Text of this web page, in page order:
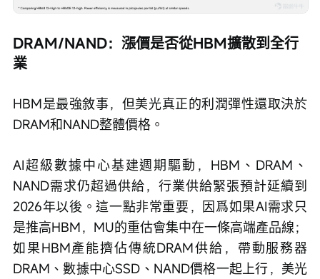
DRAM/NAND：漲價是否從HBM擴散到全行
業
HBM是最強敘事，但美光真正的利潤彈性還取決於
DRAM和NAND整體價格。
AI超級數據中心基建週期驅動，HBM、DRAM、
NAND需求仍超過供給，行業供給緊張預計延續到
2026年以後。這一點非常重要，因爲如果AI需求只
是推高HBM，MU的重估會集中在一條高端產品線；
如果HBM產能擠佔傳統DRAM供給，帶動服務器
DRAM、數據中心SSD、NAND價格一起上行，美光